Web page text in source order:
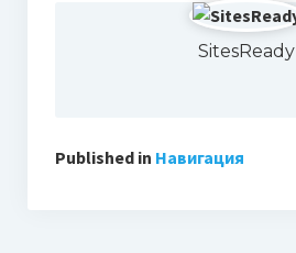
SitesReady
Published in Навигация